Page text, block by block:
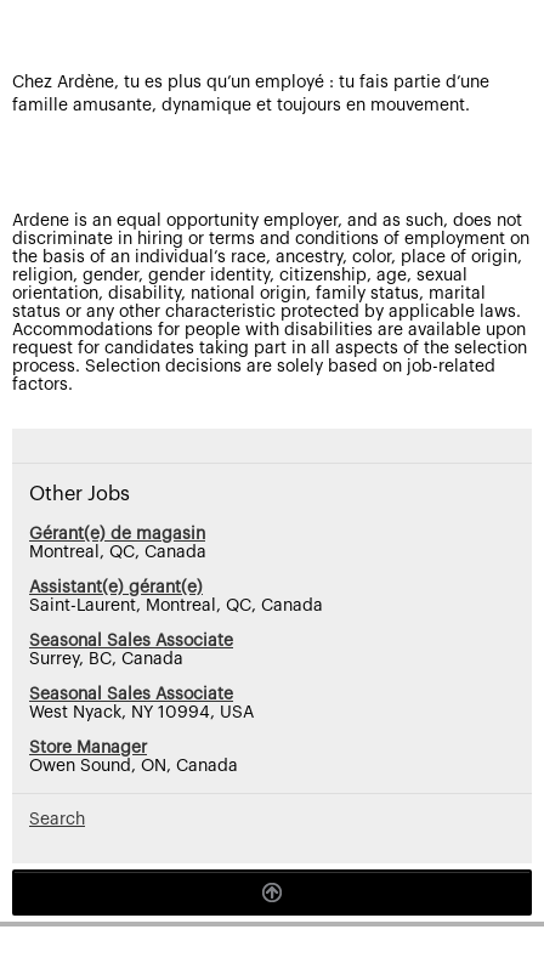
Chez Ardène, tu es plus qu’un employé : tu fais partie d’une
famille amusante, dynamique et toujours en mouvement.
Ardene is an equal opportunity employer, and as such, does not
discriminate in hiring or terms and conditions of employment on
the basis of an individual’s race, ancestry, color, place of origin,
religion, gender, gender identity, citizenship, age, sexual
orientation, disability, national origin, family status, marital
status or any other characteristic protected by applicable laws.
Accommodations for people with disabilities are available upon
request for candidates taking part in all aspects of the selection
process. Selection decisions are solely based on job-related
factors.
Other Jobs
Gérant(e) de magasin
Montreal, QC, Canada
Assistant(e) gérant(e)
Saint-Laurent, Montreal, QC, Canada
Seasonal Sales Associate
Surrey, BC, Canada
Seasonal Sales Associate
West Nyack, NY 10994, USA
Store Manager
Owen Sound, ON, Canada
Search